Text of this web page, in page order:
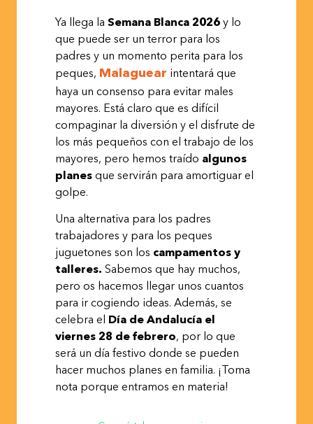
Ya llega la Semana Blanca 2026 y lo
que puede ser un terror para los
padres y un momento perita para los
peques, Malaguear intentará que
haya un consenso para evitar males
mayores. Está claro que es difícil
compaginar la diversión y el disfrute de
los más pequeños con el trabajo de los
mayores, pero hemos traído algunos
planes que servirán para amortiguar el
golpe.
Una alternativa para los padres
trabajadores y para los peques
juguetones son los campamentos y
talleres. Sabemos que hay muchos,
pero os hacemos llegar unos cuantos
para ir cogiendo ideas. Además, se
celebra el Día de Andalucía el
viernes 28 de febrero, por lo que
será un día festivo donde se pueden
hacer muchos planes en familia. ¡Toma
nota porque entramos en materia!